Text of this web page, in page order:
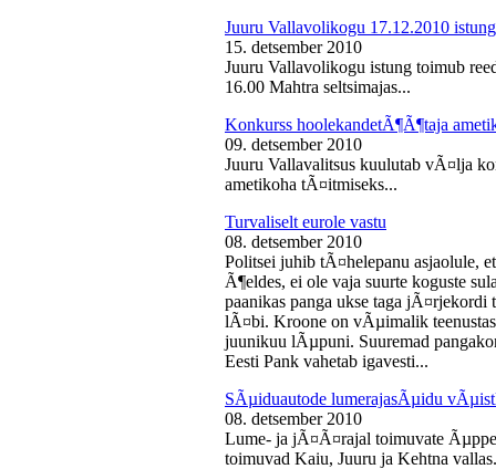
Juuru Vallavolikogu 17.12.2010 istung
15. detsember 2010
Juuru Vallavolikogu istung toimub
16.00 Mahtra seltsimajas...
Konkurss hoolekandetÃ¶Ã¶taja
09. detsember 2010
Juuru Vallavalitsus kuulutab vÃ¤lja
ametikoha tÃ¤itmiseks...
Turvaliselt eurole vastu
08. detsember 2010
Politsei juhib tÃ¤helepanu asjaolule,
Ã¶eldes, ei ole vaja suurte koguste
paanikas panga ukse taga
lÃ¤bi. Kroone on vÃµimalik
juunikuu lÃµpuni. Suuremad
Eesti Pank vahetab igavesti...
SÃµiduautode lumerajasÃµidu
08. detsember 2010
Lume- ja jÃ¤Ã¤rajal toimuvate
toimuvad Kaiu, Juuru ja Kehtna